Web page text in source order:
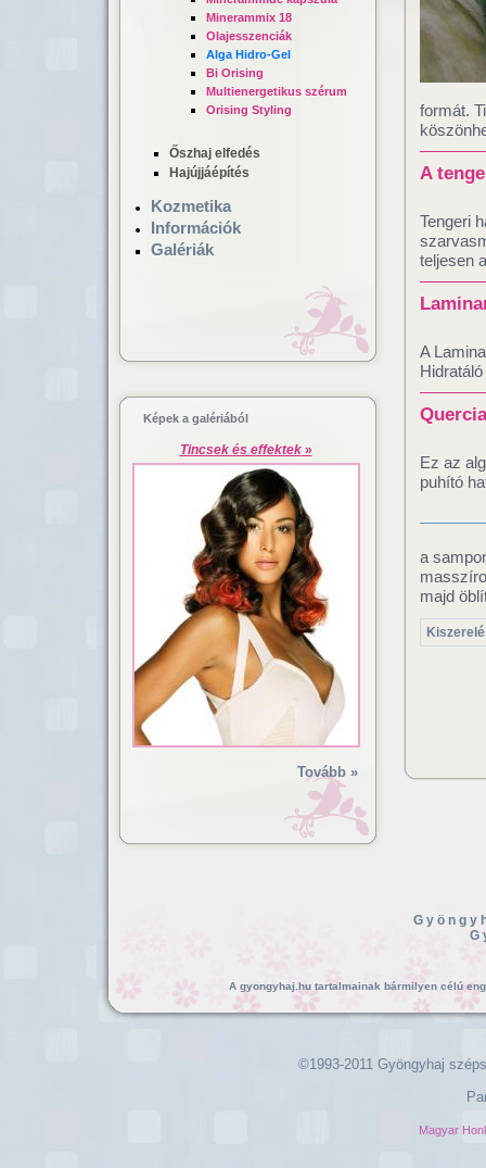
formát.
A
Tengeri
teljesen
A
Ez az
puhító
a
majd
Minerammix 18
Olajesszenciák
Alga Hidro-Gel
Bi Orising
Multienergetikus szérum
Orising Styling
Őszhaj elfedés
Hajújjáépítés
Kozmetika
Információk
Galériák
Képek a galériából
Tincsek és effektek»
Tovább »
A gyongyhaj.hu tartalmainak bármilyen célú
©1993-2011 Gyöngyhaj
Magyar